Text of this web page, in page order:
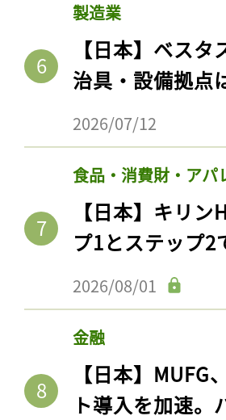
製造業
【日本】ベス
治具・設備拠点
2026/07/12
食品・消費財・アパ
【日本】キリ
プ1とステップ2
2026/08/01
金融
【日本】
ト導入を加速。